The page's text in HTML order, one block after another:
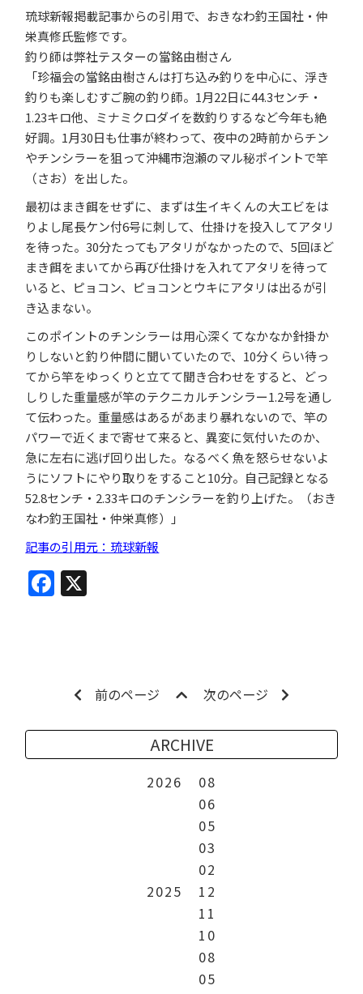
琉球新報掲載記事からの引用で、 おきなわ釣王国社・仲
栄真修氏監修です。
釣り師は弊社テスターの當銘由樹さん
「珍福会の當銘由樹さんは打ち込み釣りを中心に、浮き
釣りも楽しむすご腕の釣り師。1月22日に44.3センチ・
1.23キロ他、ミナミクロダイを数釣りするなど今年も絶
好調。1月30日も仕事が終わって、夜中の2時前からチン
やチンシラーを狙って沖縄市泡瀬のマル秘ポイントで竿
（さお）を出した。
最初はまき餌をせずに、まずは生イキくんの大エビをは
りよし尾長ケン付6号に刺して、仕掛けを投入してアタリ
を待った。30分たってもアタリがなかったので、5回ほど
まき餌をまいてから再び仕掛けを入れてアタリを待って
いると、ピョコン、ピョコンとウキにアタリは出るが引
き込まない。
このポイントのチンシラーは用心深くてなかなか針掛か
りしないと釣り仲間に聞いていたので、10分くらい待っ
てから竿をゆっくりと立てて聞き合わせをすると、どっ
しりした重量感が竿のテクニカルチンシラー1.2号を通し
て伝わった。重量感はあるがあまり暴れないので、竿の
パワーで近くまで寄せて来ると、異変に気付いたのか、
急に左右に逃げ回り出した。なるべく魚を怒らせないよ
うにソフトにやり取りをすること10分。自己記録となる
52.8センチ・2.33キロのチンシラーを釣り上げた。
（おき
なわ釣王国社・仲栄真修）
」
記事の引用元：琉球新報
Facebook
前のページ 次のページ
ARCHIVE
2026
08
06
05
03
02
2025
12
11
10
08
05